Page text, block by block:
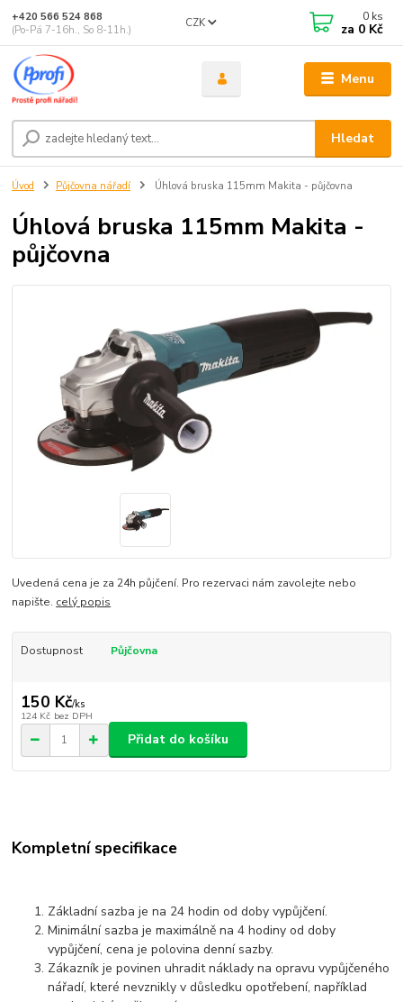
Menu
CZK
Hledat
+420 566 524 868
(Po-Pá 7-16h., So 8-11h.)
0 ks
za 0 Kč
Úvod Půjčovna nářadí Úhlová bruska 115mm Makita - půjčovna
Úhlová bruska 115mm Makita -
půjčovna
Uvedená cena je za 24h půjčení. Pro rezervaci nám zavolejte nebo
napište. celý popis
Dostupnost Půjčovna
150 Kč/ks
124 Kč bez DPH
Přidat do košíku
Kompletní specifikace
Základní sazba je na 24 hodin od doby vypůjčení.
Minimální sazba je maximálně na 4 hodiny od doby
vypůjčení, cena je polovina denní sazby.
Zákazník je povinen uhradit náklady na opravu vypůjčeného
nářadí, které nevznikly v důsledku opotřebení, například